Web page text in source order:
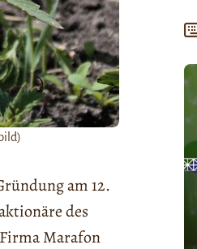
am 12.
des
Marafon